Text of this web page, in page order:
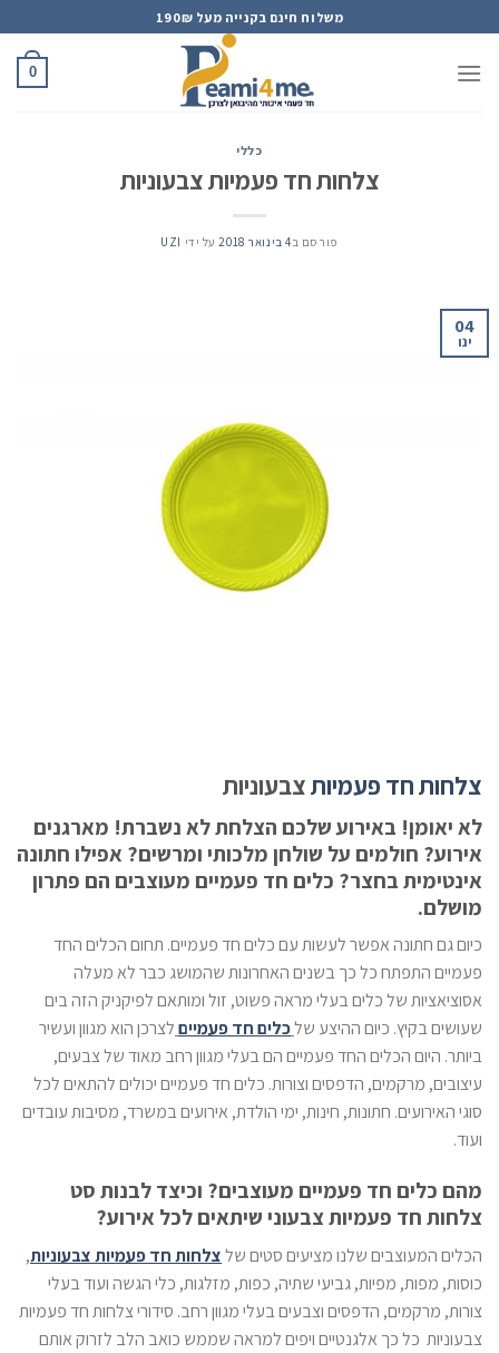
to
content
משלוח חינם בקנייה מעל 190₪
0
כללי
צלחות חד פעמיות צבעוניות
פורסם ב4 בינואר 2018 על ידי UZI
04
ינו
צלחות חד פעמיותצבעוניות
לא יאומן! באירוע שלכם הצלחת לא נשברת! מארגנים
אירוע? חולמים על שולחן מלכותי ומרשים? אפילו חתונה
אינטימית בחצר? כלים חד פעמיים מעוצבים הם פתרון
מושלם.
כיום גם חתונה אפשר לעשות עם כלים חד פעמיים. תחום הכלים החד
פעמיים התפתח כל כך בשנים האחרונות שהמושג כבר לא מעלה
אסוציאציות של כלים בעלי מראה פשוט, זול ומותאם לפיקניק הזה בים
שעושים בקיץ. כיום ההיצע שלכלים חד פעמייםלצרכן הוא מגוון ועשיר
ביותר. היום הכלים החד פעמיים הם בעלי מגוון רחב מאוד של צבעים,
עיצובים, מרקמים, הדפסים וצורות. כלים חד פעמיים יכולים להתאים לכל
סוגי האירועים. חתונות, חינות, ימי הולדת, אירועים במשרד, מסיבות עובדים
ועוד.
מהם כלים חד פעמיים מעוצבים? וכיצד לבנות סט
צלחות חד פעמיות צבעוני שיתאים לכל אירוע?
הכלים המעוצבים שלנו מציעים סטים שלצלחות חד פעמיות צבעוניות,
כוסות, מפות, מפיות, גביעי שתיה, כפות, מזלגות, כלי הגשה ועוד בעלי
צורות, מרקמים, הדפסים וצבעים בעלי מגוון רחב. סידורי צלחות חד פעמיות
צבעוניות כל כך אלגנטיים ויפים למראה שממש כואב הלב לזרוק אותם